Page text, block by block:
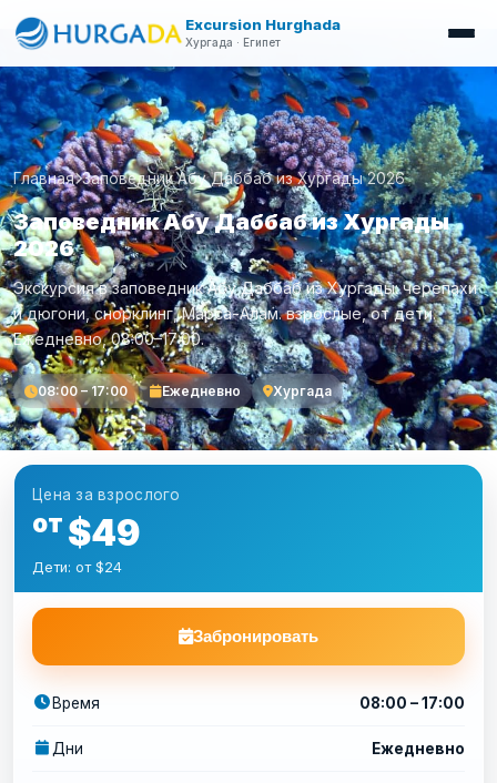
Excursion Hurghada
Хургада · Египет
Главная Заповедник Абу Даббаб из Хургады 2026
Заповедник Абу Даббаб из Хургады
2026
Экскурсия в заповедник Абу Даббаб из Хургады: черепахи
и дюгони, снорклинг, Марса-Алам. взрослые, от дети.
Ежедневно, 08:00–17:00.
08:00 – 17:00 Ежедневно Хургада
Цена за взрослого
от $49
Дети: от $24
Забронировать
Время 08:00 – 17:00
Дни Ежедневно